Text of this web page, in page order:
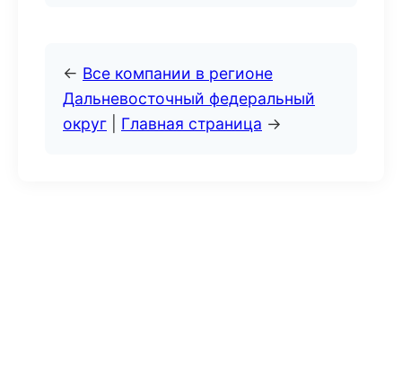
← Все компании в регионе
Дальневосточный федеральный
округ
Главная страница →